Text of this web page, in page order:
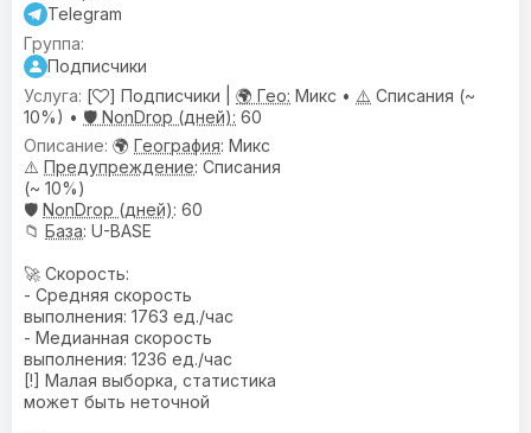
Telegram
Подписчики
[
] Подписчики | 🌍 Гео: Микс • ⚠️ Списания (~
10%) • 🛡️ NonDrop (дней): 60
🌍 География: Микс
⚠️ Предупреждениe: Списания
(~ 10%)
🛡️ NonDrop (дней): 60
📁 База: U-BASE
🚀 Скорость:
- Средняя скорость
выполнения: 1763 ед./час
- Медианная скорость
выполнения: 1236 ед./час
[!] Малая выборка, статистика
может быть неточной